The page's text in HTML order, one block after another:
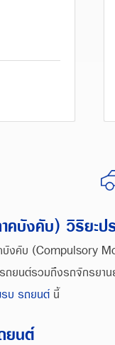
บังคับ) วิริยะป
งคับ (Compulsory
ยนต์รวมถึงรถจักรยา
บ รถยนต์ นี้
ยนต์